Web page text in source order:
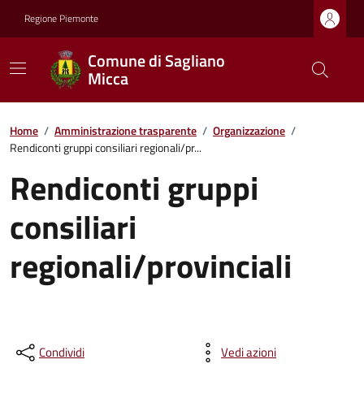
Regione Piemonte
Comune di Sagliano
Micca
Home / Amministrazione trasparente / Organizzazione /
Rendiconti gruppi consiliari regionali/pr...
Rendiconti gruppi
consiliari
regionali/provinciali
Condividi Vedi azioni